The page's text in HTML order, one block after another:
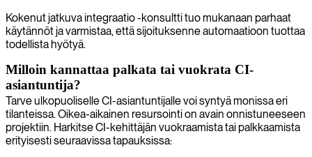
Kokenut jatkuva integraatio -konsultti tuo mukanaan parhaat
käytännöt ja varmistaa, että sijoituksenne automaatioon tuottaa
todellista hyötyä.
Milloin kannattaa palkata tai vuokrata CI-
asiantuntija?
Tarve ulkopuoliselle CI-asiantuntijalle voi syntyä monissa eri
tilanteissa. Oikea-aikainen resursointi on avain onnistuneeseen
projektiin. Harkitse CI-kehittäjän vuokraamista tai palkkaamista
erityisesti seuraavissa tapauksissa: